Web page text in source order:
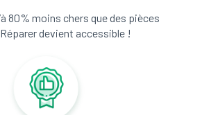
80% moins chers que des pièces
devient accessible !